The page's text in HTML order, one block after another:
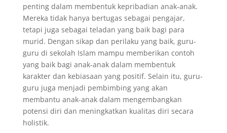
penting dalam membentuk kepribadian anak-anak.
Mereka tidak hanya bertugas sebagai pengajar,
tetapi juga sebagai teladan yang baik bagi para
murid. Dengan sikap dan perilaku yang baik, guru-
guru di sekolah Islam mampu memberikan contoh
yang baik bagi anak-anak dalam membentuk
karakter dan kebiasaan yang positif. Selain itu, guru-
guru juga menjadi pembimbing yang akan
membantu anak-anak dalam mengembangkan
potensi diri dan meningkatkan kualitas diri secara
holistik.